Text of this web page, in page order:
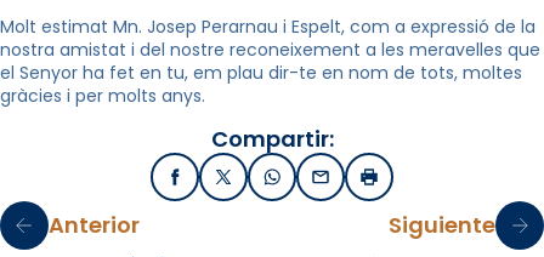
Molt estimat Mn. Josep Perarnau i Espelt, com a expressió de la
nostra amistat i del nostre reconeixement a les meravelles que
el Senyor ha fet en tu, em plau dir-te en nom de tots, moltes
gràcies i per molts anys.
Compartir:
FacebookX / TwitterWhatsApp
EmailImprimir
Anterior Siguiente